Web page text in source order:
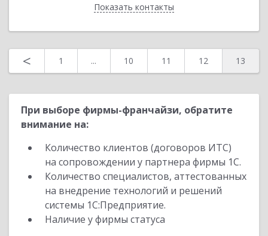
Показать контакты
Назад
< 1 ... 10 11 12 13
При выборе фирмы-франчайзи, обратите
внимание на:
Количество клиентов (договоров ИТС)
на сопровождении у партнера фирмы 1С.
Количество специалистов, аттестованных
на внедрение технологий и решений
системы 1С:Предприятие.
Наличие у фирмы статуса